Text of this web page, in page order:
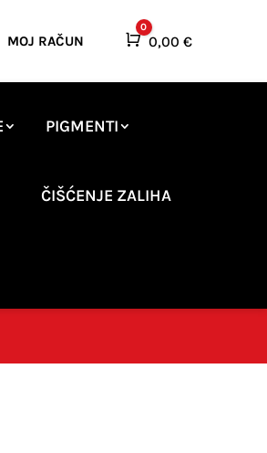
MOJ RAČUN Košarica
0
0,00 €
PIGMENTI
ČIŠĆENJE ZALIHA